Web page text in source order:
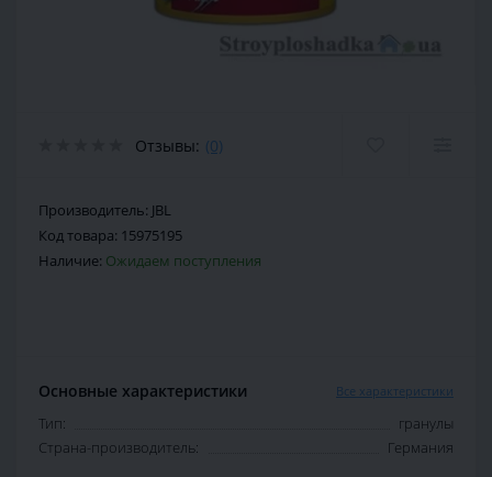
Отзывы: (0)
Производитель: JBL
Код товара: 15975195
Наличие: Ожидаем поступления
Основные характеристики Все характеристики
Тип:
гранулы
Страна-производитель:
Германия